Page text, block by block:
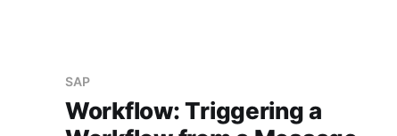
SAP
Workflow: Triggering a